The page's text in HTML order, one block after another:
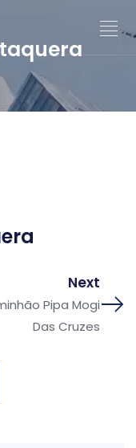
Next
Pipa Mogi
Das Cruzes